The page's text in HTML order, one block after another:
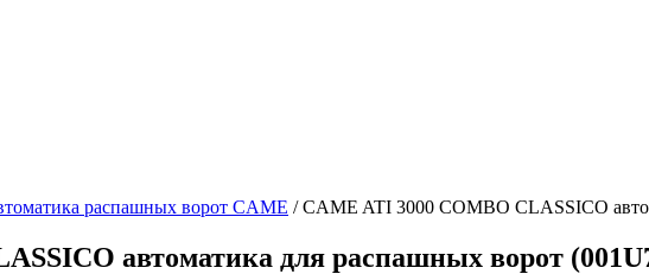
распашных ворот CAME / CAME ATI 3000 COMBO CLASSICO
автоматика для распашных ворот